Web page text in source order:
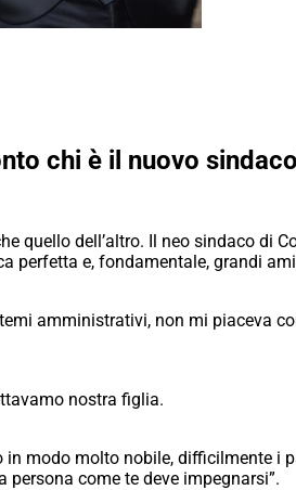
chi è il nuovo
quello dell’altro. Il neo sindaco di
perfetta e, fondamentale, grandi
amministrativi, non mi piaceva
nostra figlia.
modo molto nobile, difficilmente i
come te deve impegnarsi”.